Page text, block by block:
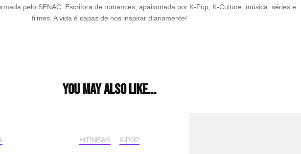
pelo SENAC. Escritora de romances, apaixonada por K-Pop, K-Culture, música, séries e
filmes. A vida é capaz de nos inspirar diariamente!
You may also like...
HIT!NEWS K-POP